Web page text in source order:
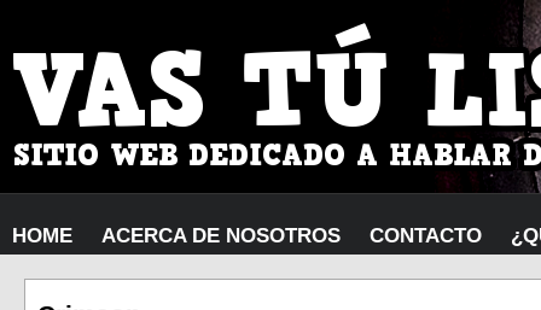
HOME ACERCA DE NOSOTROS CONTACTO